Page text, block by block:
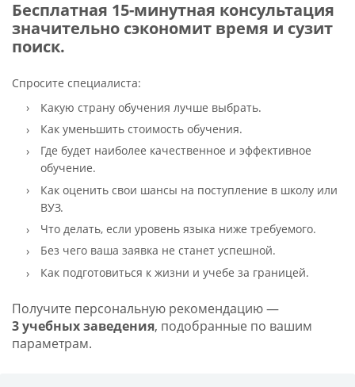
Бесплатная 15-минутная консультация
значительно сэкономит время и сузит
поиск.
Спросите специалиста:
Какую страну обучения лучше выбрать.
Как уменьшить стоимость обучения.
Где будет наиболее качественное и эффективное
обучение.
Как оценить свои шансы на поступление в школу или
ВУЗ.
Что делать, если уровень языка ниже требуемого.
Без чего ваша заявка не станет успешной.
Как подготовиться к жизни и учебе за границей.
Получите персональную рекомендацию —
3 учебных заведения, подобранные по вашим
параметрам.